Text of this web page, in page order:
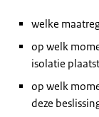
welke
op welk
isolatie
op welk
deze